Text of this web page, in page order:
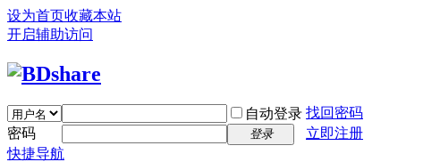
设为首页收藏本站
开启辅助访问
自动登录 找回密码
密码
登录
立即注册
快捷导航